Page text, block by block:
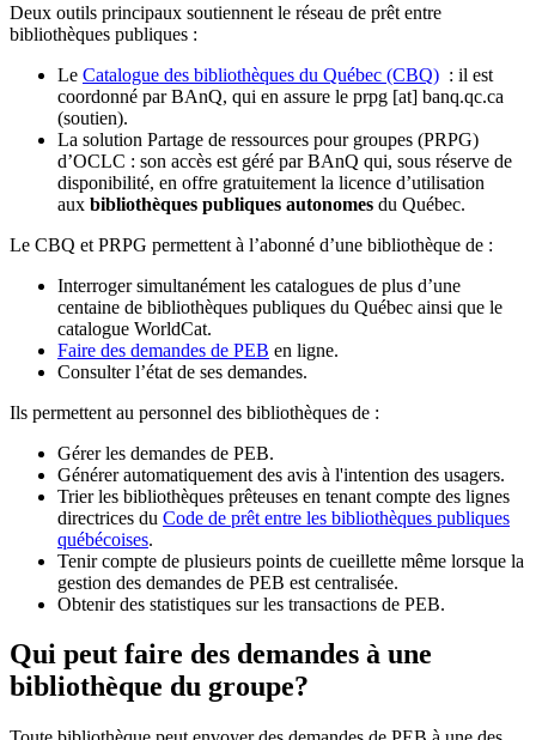
Deux outils principaux soutiennent le réseau de prêt entre
bibliothèques publiques :
Le Catalogue des bibliothèques du Québec (CBQ) : il est
coordonné par BAnQ, qui en assure le prpg [at] banq.qc.ca
(soutien).
La solution Partage de ressources pour groupes (PRPG)
d’OCLC : son accès est géré par BAnQ qui, sous réserve de
disponibilité, en offre gratuitement la licence d’utilisation
aux bibliothèques publiques autonomes du Québec.
Le CBQ et PRPG permettent à l’abonné d’une bibliothèque de :
Interroger simultanément les catalogues de plus d’une
centaine de bibliothèques publiques du Québec ainsi que le
catalogue WorldCat.
Faire des demandes de PEB en ligne.
Consulter l’état de ses demandes.
Ils permettent au personnel des bibliothèques de :
Gérer les demandes de PEB.
Générer automatiquement des avis à l'intention des usagers.
Trier les bibliothèques prêteuses en tenant compte des lignes
directrices du Code de prêt entre les bibliothèques publiques
québécoises.
Tenir compte de plusieurs points de cueillette même lorsque la
gestion des demandes de PEB est centralisée.
Obtenir des statistiques sur les transactions de PEB.
Qui peut faire des demandes à une
bibliothèque du groupe?